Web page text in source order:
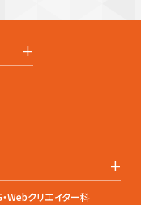
+
+
・Webクリエイター科